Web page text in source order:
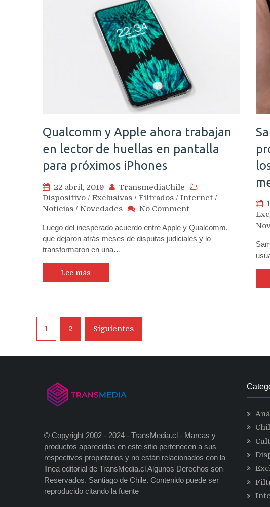
Qualcomm y Apple ahora trabajan
en lector de huellas en pantalla
para próximos iPhones
22 abril, 2019
TransmediaChile
Dispositivo / Exclusivas / Filtrados / Internet /
Noticias / Novedades No Commenton
y
Apple
iPhones
Luego del inesperado acuerdo entre Apple y Qualcomm,
que dejaron atrás meses de disputas judiciales y lo
transformaron en una…
Lee más
Navegación
de
entradas
1 2 Siguientes
© Copyright 2002 - 2024 - TransMedia.cl - Marcas y
productos aparecidas en este sitio pertenecen a sus
respectivos propietarios y no están relacionados con la
línea editorial de TransMedia.cl Algunos Derechos son
Reservados. Santiago de Chile. Contenido puede ser
reproducido citando la fuente